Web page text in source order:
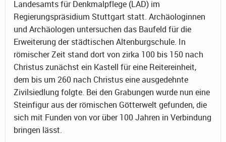
Landesamts für Denkmalpflege (LAD) im
Regierungspräsidium Stuttgart statt. Archäologinnen
und Archäologen untersuchen das Baufeld für die
Erweiterung der städtischen Altenburgschule. In
römischer Zeit stand dort von zirka 100 bis 150 nach
Christus zunächst ein Kastell für eine Reitereinheit,
dem bis um 260 nach Christus eine ausgedehnte
Zivilsiedlung folgte. Bei den Grabungen wurde nun eine
Steinfigur aus der römischen Götterwelt gefunden, die
sich mit Funden von vor über 100 Jahren in Verbindung
bringen lässt.